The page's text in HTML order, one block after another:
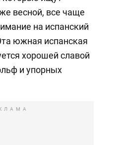
весной, все чаще
на испанский
южная испанская
хорошей славой
и упорных